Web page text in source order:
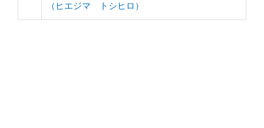
（ヒエジマ トシヒロ）